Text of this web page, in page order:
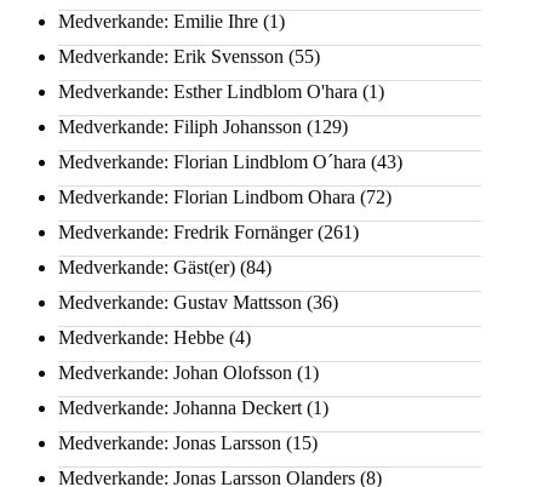
Medverkande: Emilie Ihre (1)
Medverkande: Erik Svensson (55)
Medverkande: Esther Lindblom O'hara (1)
Medverkande: Filiph Johansson (129)
Medverkande: Florian Lindblom O´hara (43)
Medverkande: Florian Lindbom Ohara (72)
Medverkande: Fredrik Fornänger(261)
Medverkande: Gäst(er) (84)
Medverkande: Gustav Mattsson (36)
Medverkande: Hebbe (4)
Medverkande: Johan Olofsson (1)
Medverkande: Johanna Deckert (1)
Medverkande: Jonas Larsson (15)
Medverkande: Jonas Larsson Olanders (8)